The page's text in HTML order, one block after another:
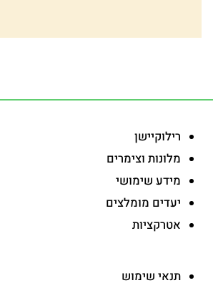
רילוקיישן
מלונות וצימרים
מידע שימושי
יעדים מומלצים
אטרקציות
תנאי שימוש